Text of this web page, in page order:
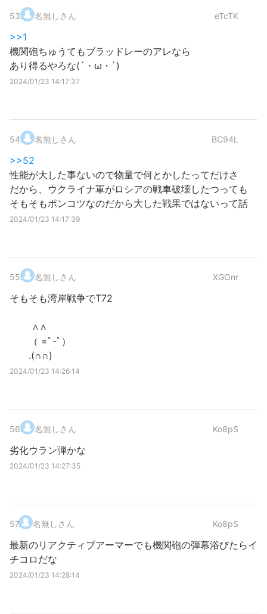
53. 名無しさん eTcTK
>>1
機関砲ちゅうてもブラッドレーのアレなら
あり得るやろな(´・ω・`)
2024/01/23 14:17:37
54. 名無しさん BC94L
>>52
性能が大した事ないので物量で何とかしたってだけさ
だから、ウクライナ軍がロシアの戦車破壊したつっても
そもそもポンコツなのだから大した戦果ではないって話
2024/01/23 14:17:39
55. 名無しさん XGOnr
そもそも湾岸戦争でT72
∧∧
（ =ﾟ-ﾟ）
.(∩∩)
2024/01/23 14:26:14
56. 名無しさん Ko8pS
劣化ウラン弾かな
2024/01/23 14:27:35
57. 名無しさん Ko8pS
最新のリアクティブアーマーでも機関砲の弾幕浴びたらイ
チコロだな
2024/01/23 14:28:14